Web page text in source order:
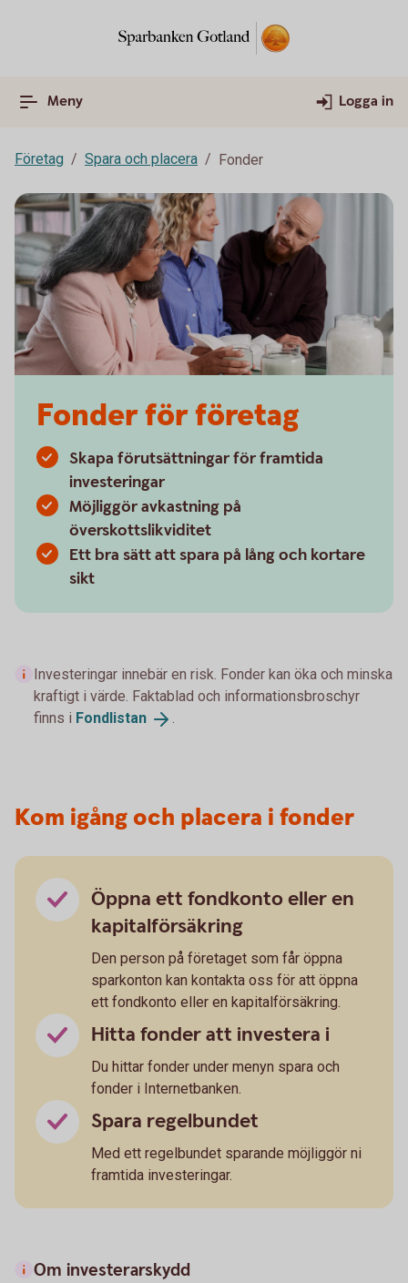
Meny Logga in
Företag Spara och placera Fonder
Fonder för företag
Skapa förutsättningar för framtida
investeringar
Möjliggör avkastning på
överskottslikviditet
Ett bra sätt att spara på lång och kortare
sikt
Investeringar innebär en risk. Fonder kan öka och minska
kraftigt i värde. Faktablad och informationsbroschyr
finns i Fondlistan .
Kom igång och placera i fonder
Öppna ett fondkonto eller en
kapitalförsäkring
Den person på företaget som får öppna
sparkonton kan kontakta oss för att öppna
ett fondkonto eller en kapitalförsäkring.
Hitta fonder att investera i
Du hittar fonder under menyn spara och
fonder i Internetbanken.
Spara regelbundet
Med ett regelbundet sparande möjliggör ni
framtida investeringar.
Om investerarskydd